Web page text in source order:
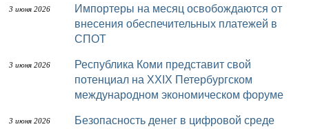
3 июня 2026
Импортеры на месяц освобождаются от
внесения обеспечительных платежей в
СПОТ
3 июня 2026
Республика Коми представит свой
потенциал на XXIX Петербургском
международном экономическом форуме
3 июня 2026 Безопасность денег в цифровой среде